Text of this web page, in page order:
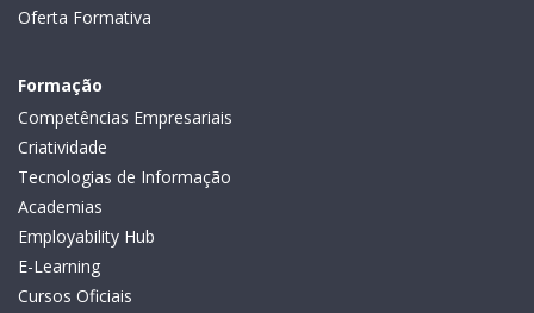
Oferta Formativa
Formação
Competências Empresariais
Criatividade
Tecnologias de Informação
Academias
Employability Hub
E-Learning
Cursos Oficiais